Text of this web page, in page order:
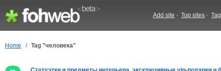
Add site - Top sites -
Home / Tag "человека"